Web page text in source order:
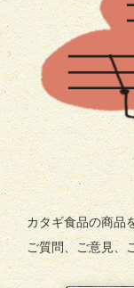
カタギ食品の商品
ご質問、ご意見、